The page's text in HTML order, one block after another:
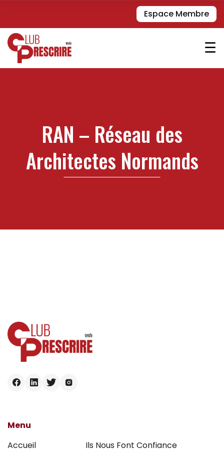
Espace Membre
☰
RAN – Réseau des
Architectes Normands
Menu
Accueil
Ils Nous Font Confiance